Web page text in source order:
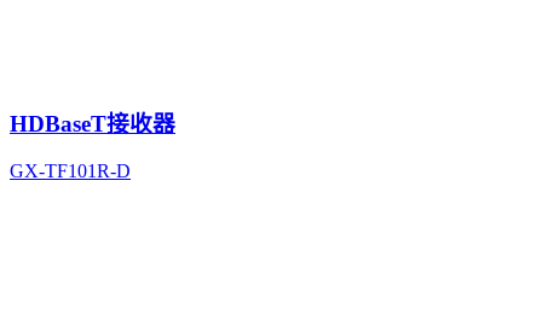
HDBaseT接收器
GX-TF101R-D